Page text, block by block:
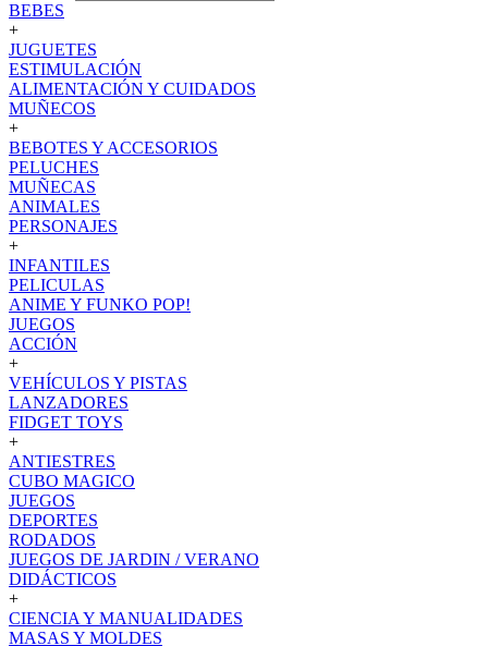
BEBES
+
JUGUETES
ESTIMULACIÓN
ALIMENTACIÓN Y CUIDADOS
MUÑECOS
+
BEBOTES Y ACCESORIOS
PELUCHES
MUÑECAS
ANIMALES
PERSONAJES
+
INFANTILES
PELICULAS
ANIME Y FUNKO POP!
JUEGOS
ACCIÓN
+
VEHÍCULOS Y PISTAS
LANZADORES
FIDGET TOYS
+
ANTIESTRES
CUBO MAGICO
JUEGOS
DEPORTES
RODADOS
JUEGOS DE JARDIN / VERANO
DIDÁCTICOS
+
CIENCIA Y MANUALIDADES
MASAS Y MOLDES